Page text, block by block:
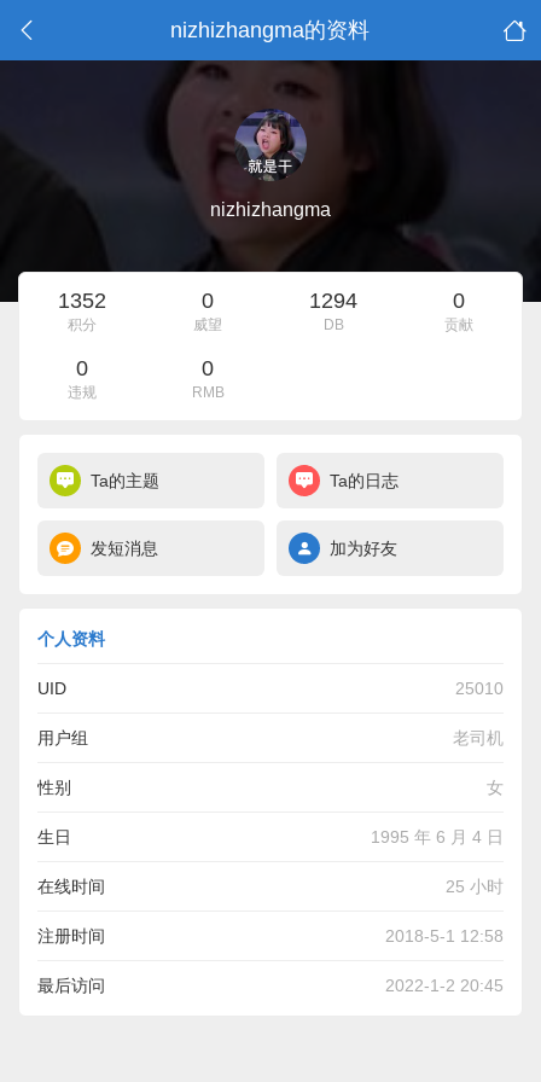
nizhizhangma的资料
nizhizhangma
1352
积分
0
威望
1294
DB
0
贡献
0
违规
0
RMB
Ta的主题 Ta的日志
发短消息 加为好友
个人资料
UID 25010
用户组 老司机
性别 女
生日 1995 年 6 月 4 日
在线时间 25 小时
注册时间 2018-5-1 12:58
最后访问 2022-1-2 20:45